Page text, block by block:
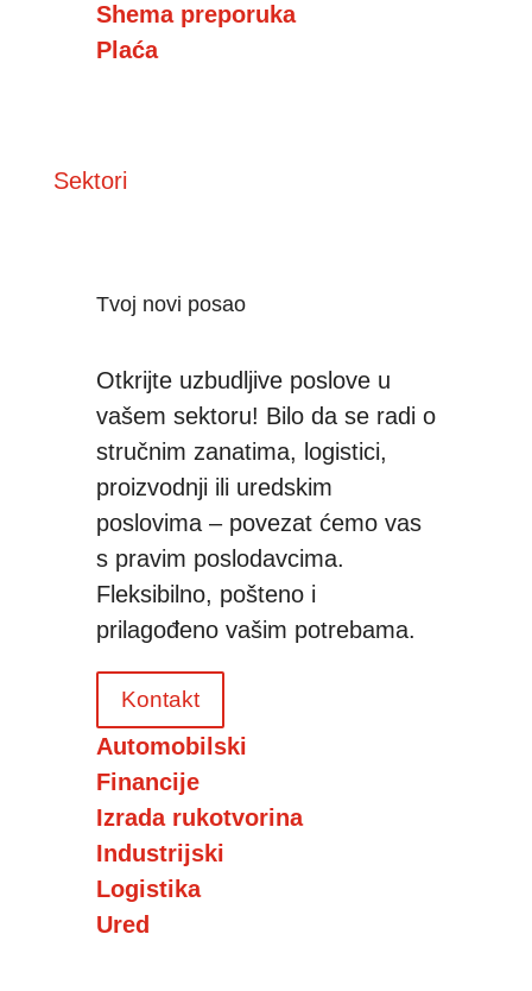
Shema preporuka
Plaća
Sektori
Tvoj novi posao
Otkrijte uzbudljive poslove u
vašem sektoru! Bilo da se radi o
stručnim zanatima, logistici,
proizvodnji ili uredskim
poslovima – povezat ćemo vas
s pravim poslodavcima.
Fleksibilno, pošteno i
prilagođeno vašim potrebama.
Kontakt
Automobilski
Financije
Izrada rukotvorina
Industrijski
Logistika
Ured